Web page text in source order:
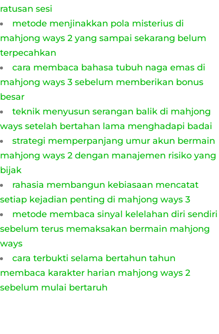
ratusan sesi
metode menjinakkan pola misterius di
mahjong ways 2 yang sampai sekarang belum
terpecahkan
cara membaca bahasa tubuh naga emas di
mahjong ways 3 sebelum memberikan bonus
besar
teknik menyusun serangan balik di mahjong
ways setelah bertahan lama menghadapi badai
strategi memperpanjang umur akun bermain
mahjong ways 2 dengan manajemen risiko yang
bijak
rahasia membangun kebiasaan mencatat
setiap kejadian penting di mahjong ways 3
metode membaca sinyal kelelahan diri sendiri
sebelum terus memaksakan bermain mahjong
ways
cara terbukti selama bertahun tahun
membaca karakter harian mahjong ways 2
sebelum mulai bertaruh